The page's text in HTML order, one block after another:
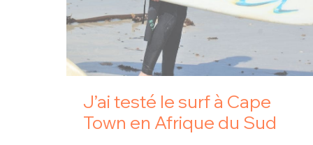
J’ai testé le surf à Cape
Town en Afrique du Sud